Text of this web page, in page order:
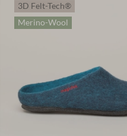
3D Felt-Tech®
Merino-Wool